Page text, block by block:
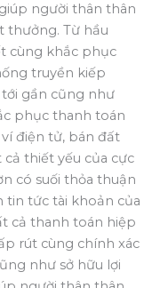
người thân thân
thưởng. Từ hầu
cùng khắc phục
truyền kiếp
gần cũng như
phục thanh toán
điện tử, bán đất
thiết yếu của cực
có suối thỏa thuận
tức tài khoản của
cả thanh toán hiệp
rút cùng chính xác
như sở hữu lợi